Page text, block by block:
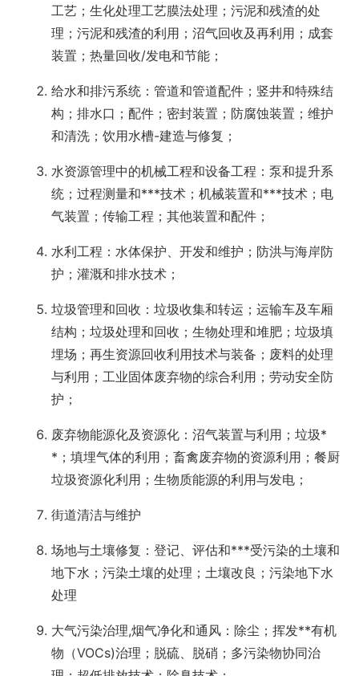
工艺；生化处理工艺膜法处理；污泥和残渣的处
理；污泥和残渣的利用；沼气回收及再利用；成套
装置；热量回收/发电和节能；
给水和排污系统：管道和管道配件；竖井和特殊结
构；排水口；配件；密封装置；防腐蚀装置；维护
和清洗；饮用水槽-建造与修复；
水资源管理中的机械工程和设备工程：泵和提升系
统；过程测量和***技术；机械装置和***技术；电
气装置；传输工程；其他装置和配件；
水利工程：水体保护、开发和维护；防洪与海岸防
护；灌溉和排水技术；
垃圾管理和回收：垃圾收集和转运；运输车及车厢
结构；垃圾处理和回收；生物处理和堆肥；垃圾填
埋场；再生资源回收利用技术与装备；废料的处理
与利用；工业固体废弃物的综合利用；劳动安全防
护；
废弃物能源化及资源化：沼气装置与利用；垃圾*
*；填埋气体的利用；畜禽废弃物的资源利用；餐厨
垃圾资源化利用；生物质能源的利用与发电；
街道清洁与维护
场地与土壤修复：登记、评估和***受污染的土壤和
地下水；污染土壤的处理；土壤改良；污染地下水
处理
大气污染治理,烟气净化和通风：除尘；挥发**有机
物（VOCs)治理；脱硫、脱硝；多污染物协同治